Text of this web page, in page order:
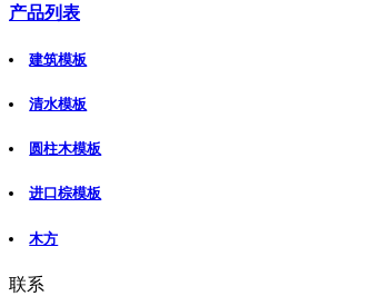
产品列表
建筑模板
清水模板
圆柱木模板
进口棕模板
木方
联系